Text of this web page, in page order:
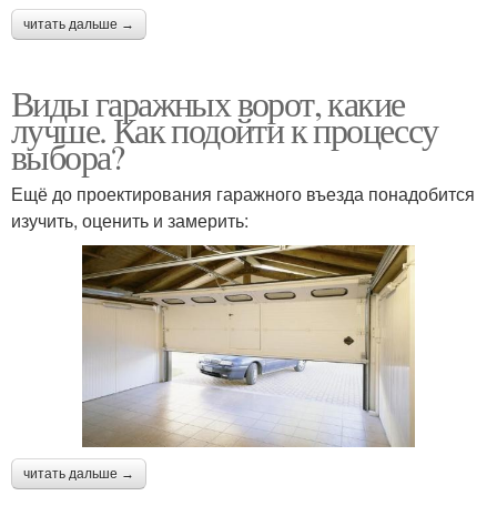
читать дальше →
Виды гаражных ворот, какие
лучше. Как подойти к процессу
выбора?
Ещё до проектирования гаражного въезда понадобится
изучить, оценить и замерить:
читать дальше →